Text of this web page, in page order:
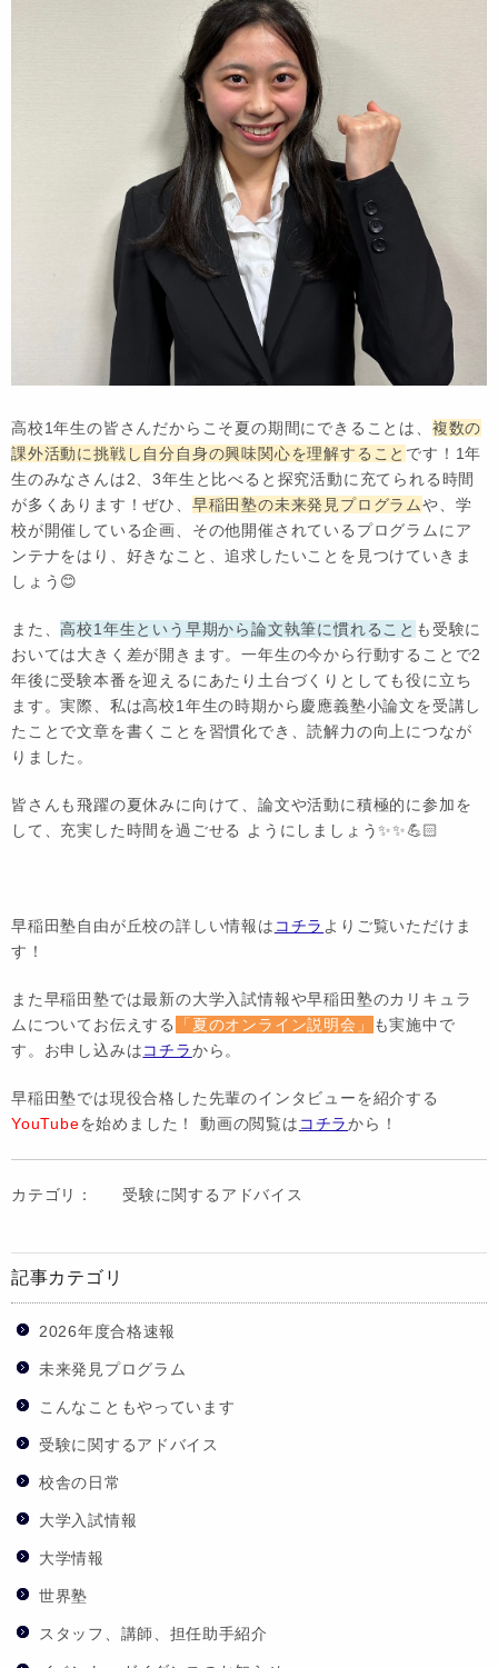
高校1年生の皆さんだからこそ夏の期間にできることは、 複数の
課外活動に挑戦し自分自身の興味関心を理解すること です！1年
生のみなさんは2、3年生と比べると探究活動に充てられる時間
が多くあります！ぜひ、 早稲田塾の未来発見プログラムや、学
校が開催している企画、その他開催されているプログラムにア
ンテナをはり、好きなこと、追求したいことを見つけていきま
しょう😊
また、高校1年生という早期から論文執筆に慣れること も受験に
おいては大きく差が開きます。一年生の今から行動することで2
年後に受験本番を迎えるにあたり土台づくりとしても役に立ち
ます。実際、私は高校1年生の時期から慶應義塾小論文を受講し
たことで文章を書くことを習慣化でき、読解力の向上につなが
りました。
皆さんも飛躍の夏休みに向けて、論文や活動に積極的に参加を
して、充実した時間を過ごせる ようにしましょう✨✨💪🏻
早稲田塾自由が丘校の詳しい情報は コチラ よりご覧いただけま
す！
また早稲田塾では最新の大学入試情報や早稲田塾のカリキュラ
ムについてお伝えする
「夏のオンライン説明会」
も実施中で
す。お申し込みはコチラから。
早稲田塾では現役合格した先輩のインタビューを紹介する
YouTubeを始めました！ 動画の閲覧は コチラから！
カテゴリ： 受験に関するアドバイス
記事カテゴリ
2026年度合格速報
未来発見プログラム
こんなこともやっています
受験に関するアドバイス
校舎の日常
大学入試情報
大学情報
世界塾
スタッフ、講師、担任助手紹介